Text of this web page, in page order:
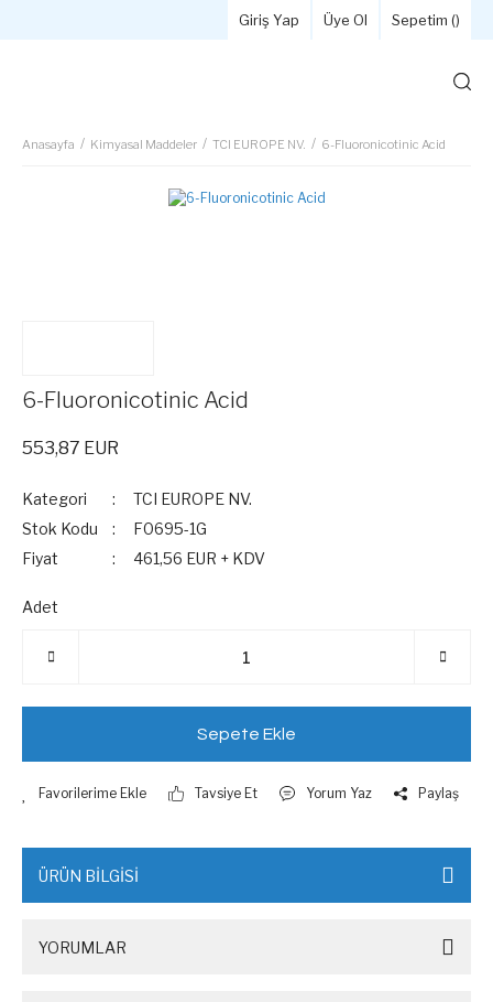
Giriş Yap Üye Ol Sepetim ()
Anasayfa Kimyasal Maddeler TCI EUROPE NV. 6-Fluoronicotinic Acid
6-Fluoronicotinic Acid
553,87 EUR
Kategori
TCI EUROPE NV.
Stok Kodu
F0695-1G
Fiyat
461,56 EUR + KDV
Adet
Sepete Ekle
Tavsiye Et Yorum Yaz Paylaş
ÜRÜN BİLGİSİ
YORUMLAR